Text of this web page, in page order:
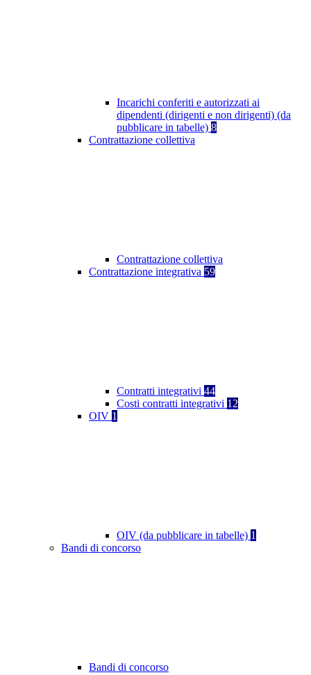
Incarichi conferiti e autorizzati ai
dipendenti (dirigenti e non dirigenti) (da
pubblicare in tabelle) 8
Contrattazione collettiva
Contrattazione collettiva
Contrattazione integrativa 59
Contratti integrativi 44
Costi contratti integrativi 12
OIV 1
OIV (da pubblicare in tabelle) 1
Bandi di concorso
Bandi di concorso